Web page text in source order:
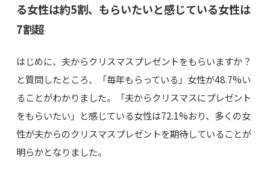
る女性は約5割、もらいたいと感じている女性は
7割超
はじめに、夫からクリスマスプレゼントをもらいますか？
と質問したところ、「毎年もらっている」女性が48.7%い
ることがわかりました。「夫からクリスマスにプレゼント
をもらいたい」と感じている女性は72.1%おり、多くの女
性が夫からのクリスマスプレゼントを期待していることが
明らかとなりました。